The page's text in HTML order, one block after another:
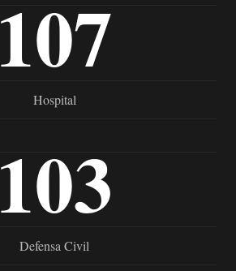
107
Hospital
103
Defensa Civil